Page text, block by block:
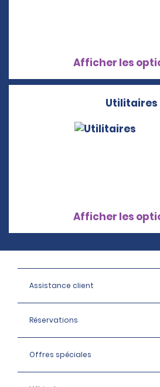
Afficher les
Utilitaires
Afficher les
Assistance client
Réservations
Offres spéciales